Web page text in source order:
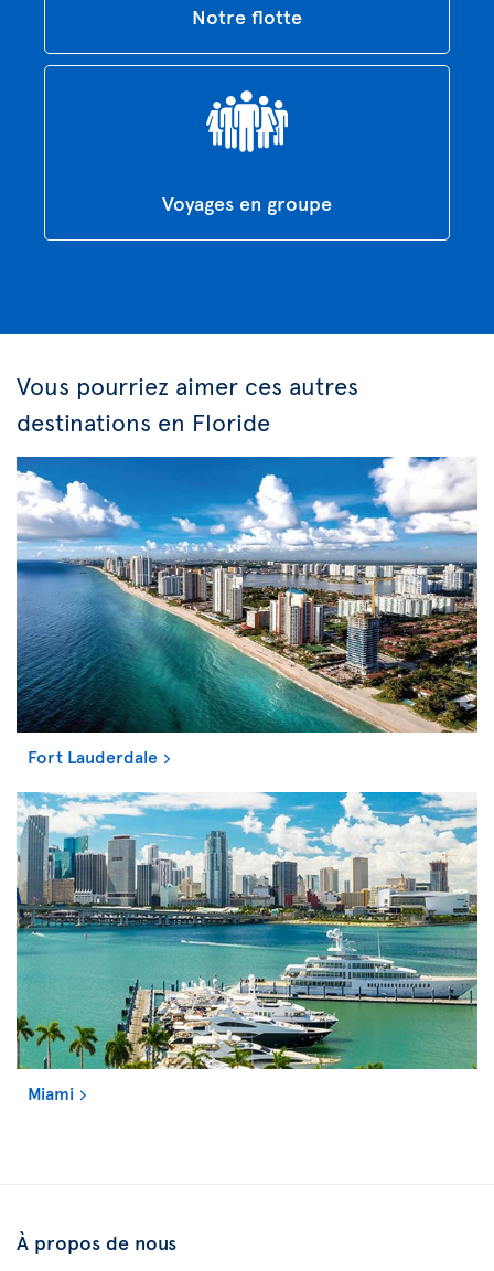
Notre flotte
Voyages en groupe
Vous pourriez aimer ces autres
destinations en Floride
Fort Lauderdale
Miami
À propos de nous